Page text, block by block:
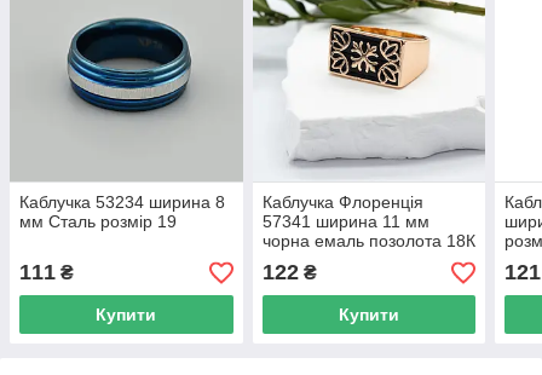
Каблучка 53234 ширина 8
мм Сталь розмір 19
111 ₴
Купити
Каблучка Флоренція
57341 ширина 11 мм
чорна емаль позолота 18К
розмір 19
122₴
Купити
121